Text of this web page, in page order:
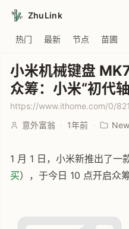
ZhuLink
热门 最新 节点 苗圃
小米机械键盘
众筹：小米“初代
https://www.ithome.com/0/
意外富翁 · 1年前 ·
1 月 1 日，小米新推出了一
买），于今日 10 点开启众